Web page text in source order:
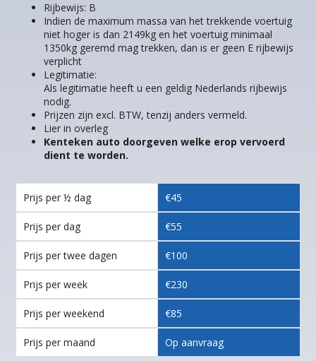
Rijbewijs: B
Indien de maximum massa van het trekkende voertuig
niet hoger is dan 2149kg en het voertuig minimaal
1350kg geremd mag trekken, dan is er geen E rijbewijs
verplicht
Legitimatie:
Als legitimatie heeft u een geldig Nederlands rijbewijs
nodig.
Prijzen zijn excl. BTW, tenzij anders vermeld.
Lier in overleg
Kenteken auto doorgeven welke erop vervoerd
dient te worden.
Prijs per ½ dag €45
Prijs per dag €55
Prijs per twee dagen €100
Prijs per week €230
Prijs per weekend €85
Prijs per maand Op aanvraag